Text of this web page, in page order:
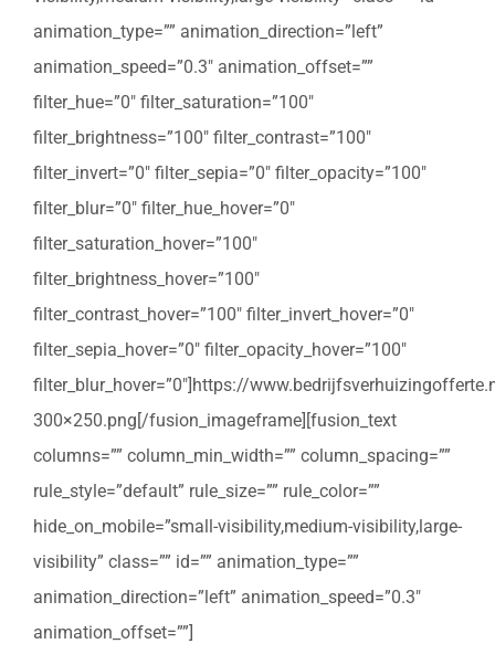
animation_type=”” animation_direction=”left”
animation_speed=”0.3″ animation_offset=””
filter_hue=”0″ filter_saturation=”100″
filter_brightness=”100″ filter_contrast=”100″
filter_invert=”0″ filter_sepia=”0″ filter_opacity=”100″
filter_blur=”0″ filter_hue_hover=”0″
filter_saturation_hover=”100″
filter_brightness_hover=”100″
filter_contrast_hover=”100″ filter_invert_hover=”0″
filter_sepia_hover=”0″ filter_opacity_hover=”100″
filter_blur_hover=”0″]https://
300×250.png[/fusion_imageframe][fusion_text
columns=”” column_min_width=”” column_spacing=””
rule_style=”default” rule_size=”” rule_color=””
hide_on_mobile=”small-visibility,medium-visibility,large-
visibility” class=”” id=”” animation_type=””
animation_direction=”left” animation_speed=”0.3″
animation_offset=””]